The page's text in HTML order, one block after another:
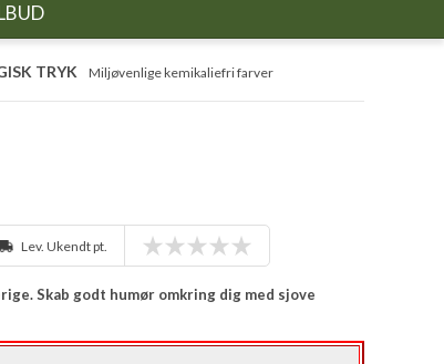
TRYK Miljøvenlige kemikaliefri farver
Lev. Ukendt pt.
Skab godt humør omkring dig med sjove